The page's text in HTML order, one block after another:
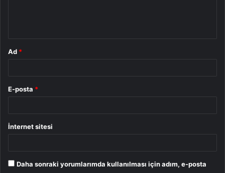
Ad *
E-posta *
İnternet sitesi
Daha sonraki yorumlarımda kullanılması için adım, e-posta